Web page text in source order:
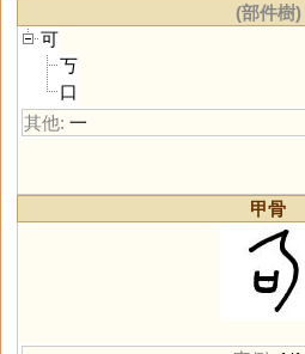
(部件樹)
可
丂
口
其他: 一
甲骨